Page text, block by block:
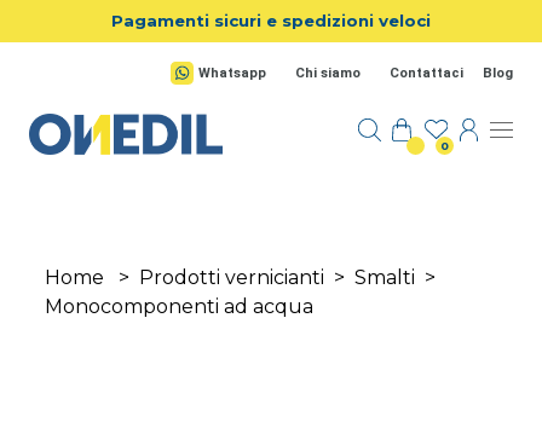
Salta al contenuto principale
Pagamenti sicuri e spedizioni veloci
Whatsapp Chi siamo Contattaci Blog
0
Home > Prodotti vernicianti > Smalti >
Monocomponenti ad acqua